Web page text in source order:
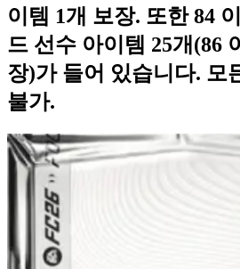
이템 1개 보장. 또한 84
드 선수 아이템 25개(86
장)가 들어 있습니다. 모
불가.